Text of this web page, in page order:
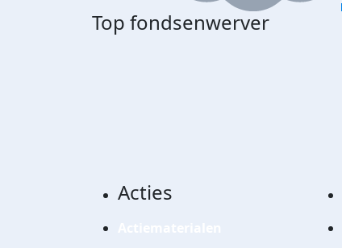
Top fondsenwerver
Acties